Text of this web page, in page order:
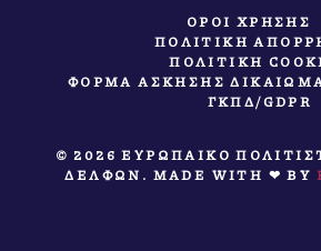
ΟΡΟΙ ΧΡΗΣΗΣ
ΠΟΛΙΤΙΚΗ
ΠΟΛΙΤΙΚΗ
ΦΟΡΜΑ ΑΣΚΗΣΗΣ
ΓΚΠΔ/GDPR
© 2026 ΕΥΡΩΠΑΙΚΟ
ΔΕΛΦΩΝ. MADE WITH ❤ BY